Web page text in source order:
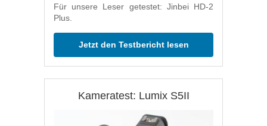
Für unsere Leser getestet: Jinbei HD-2
Plus.
Jetzt den Testbericht lesen
Kameratest: Lumix S5II